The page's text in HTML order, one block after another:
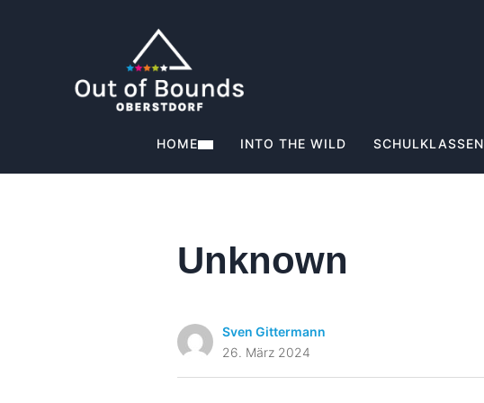
HOME INTO THE WILD SCHULKLASSEN
Unknown
Sven Gittermann
26. März 2024